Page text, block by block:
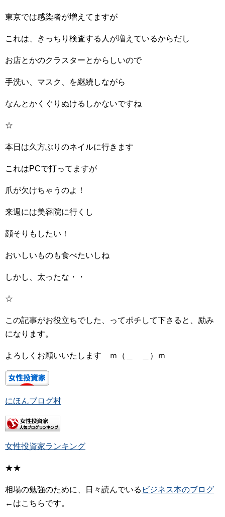
東京では感染者が増えてますが
これは、きっちり検査する人が増えているからだし
お店とかのクラスターとからしいので
手洗い、マスク、を継続しながら
なんとかくぐりぬけるしかないですね
☆
本日は久方ぶりのネイルに行きます
これはPCで打ってますが
爪が欠けちゃうのよ！
来週には美容院に行くし
顔そりもしたい！
おいしいものも食べたいしね
しかし、太ったな・・
☆
この記事がお役立ちでした、ってポチして下さると、励み
になります。
よろしくお願いいたします ｍ（＿ ＿）ｍ
にほんブログ村
女性投資家ランキング
★★
相場の勉強のために、日々読んでいる ビジネス本のブログ
←はこちらです。